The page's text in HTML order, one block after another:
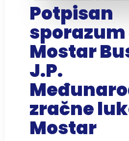
Potpisan
sporazum
Mostar
J.P.
zračne
Mostar